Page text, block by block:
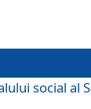
social al